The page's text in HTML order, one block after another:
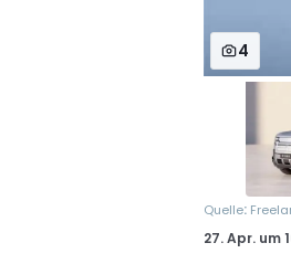
4
Quelle:
27. Apr. um